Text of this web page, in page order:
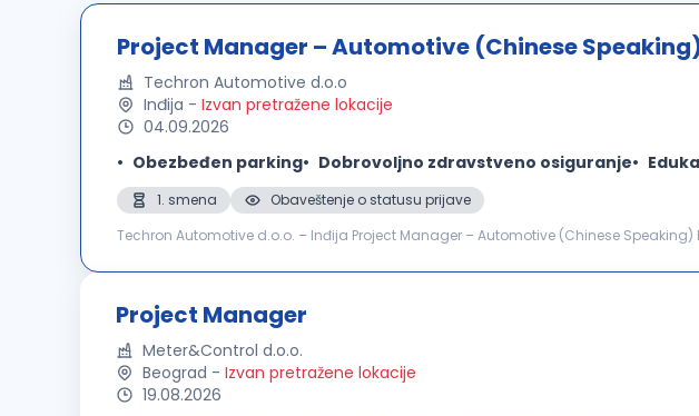
Project Manager – Automotive (Chinese
Techron Automotive d.o.o
Inđija - Izvan pretražene lokacije
04.09.2026
Obezbeđen parking
Dobrovoljno zdravstveno osiguranje
1. smena
Obaveštenje o statusu prijave
Techron Automotive d.o.o. – Inđija Project Manager – Automotive (Chinese
Project Manager
Meter&Control d.o.o.
Beograd - Izvan pretražene lokacije
19.08.2026